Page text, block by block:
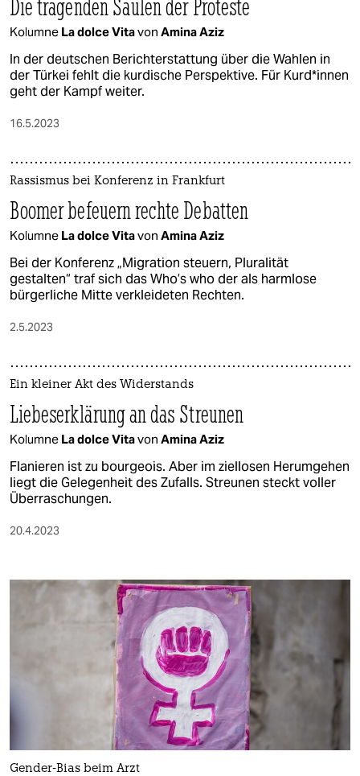
Die tragenden Säulen der Proteste
Kolumne La dolce Vitavon Amina Aziz
In der deutschen Berichterstattung über die Wahlen in
der Türkei fehlt die kurdische Perspektive. Für Kurd*innen
geht der Kampf weiter.
16.5.2023
Rassismus bei Konferenz in Frankfurt
Boomer befeuern rechte Debatten
Kolumne La dolce Vitavon Amina Aziz
Bei der Konferenz „Migration steuern, Pluralität
gestalten“ traf sich das Who’s who der als harmlose
bürgerliche Mitte verkleideten Rechten.
2.5.2023
Ein kleiner Akt des Widerstands
Liebeserklärung an das Streunen
Kolumne La dolce Vitavon Amina Aziz
Flanieren ist zu bourgeois. Aber im ziellosen Herumgehen
liegt die Gelegenheit des Zufalls. Streunen steckt voller
Überraschungen.
20.4.2023
Gender-Bias beim Arzt